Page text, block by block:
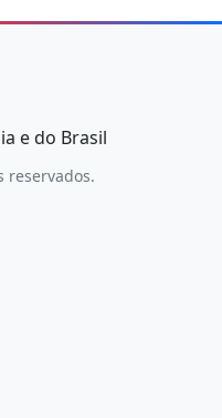
e do Brasil
reservados.